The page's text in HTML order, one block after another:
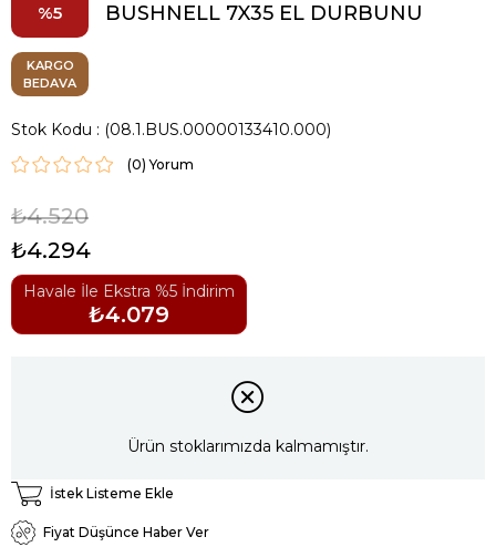
5 BUSHNELL 7X35 EL DURBUNU
KARGO
BEDAVA
Stok Kodu (08.1.BUS.00000133410.000)
(0)
₺4.520
₺4.294
Havale İle Ekstra %5 İndirim
₺4.079
Ürün stoklarımızda kalmamıştır.
İstek Listeme Ekle
Fiyat Düşünce Haber Ver